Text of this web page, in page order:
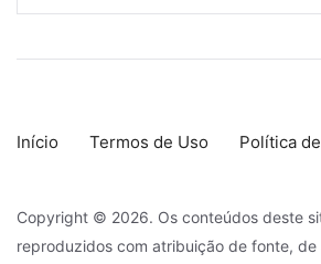
Início Termos de Uso Política
Copyright © 2026. Os conteúdos deste
reproduzidos com atribuição de fonte, de